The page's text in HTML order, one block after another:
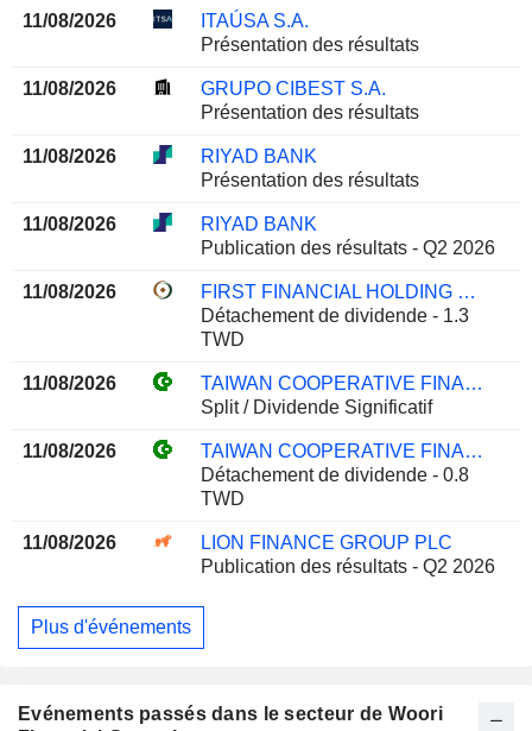
11/08/2026
ITAÚSA S.A.
Présentation des résultats
11/08/2026
GRUPO CIBEST S.A.
Présentation des résultats
11/08/2026
RIYAD BANK
Présentation des résultats
11/08/2026
RIYAD BANK
Publication des résultats - Q2 2026
11/08/2026
FIRST FINANCIAL HOLDING CO., LTD.
Détachement de dividende - 1.3
TWD
11/08/2026
TAIWAN COOPERATIVE FINANCIAL HOLDING CO., LTD.
Split / Dividende Significatif
11/08/2026
TAIWAN COOPERATIVE FINANCIAL HOLDING CO., LTD.
Détachement de dividende - 0.8
TWD
11/08/2026
LION FINANCE GROUP PLC
Publication des résultats - Q2 2026
Plus d'événements
Evénements passés dans le secteur de Woori